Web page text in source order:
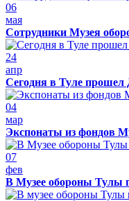
06
мая
Сотрудники Музея
24
апр
Сегодня в Туле
04
мар
Экспонаты из фондов
07
фев
В Музее обороны Тулы